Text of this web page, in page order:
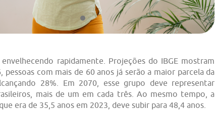
rapidamente. Projeções do IBGE mostram
pessoas com mais de 60 anos já serão a maior parcela da
28%. Em 2070, esse grupo deve representar
mais de um em cada três. Ao mesmo tempo, a
era de 35,5 anos em 2023, deve subir para 48,4 anos.